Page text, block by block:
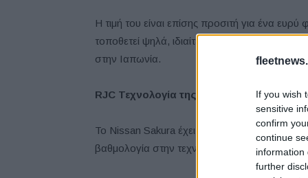
If you wish
sensitive
confirm
continue
information
further
Η τιμή του είναι επίσης προσιτή για ένα
τοποθετεί ψηλά, ιδιαίτερα ως μοντέλο που
στην Ιαπωνία.
RJC Τεχνολογία της Χρονιάς
Το Nissan Sakura έχει ιδιαίτερη εμπορική
βαθμολογία στην τεχνολογία του, ως